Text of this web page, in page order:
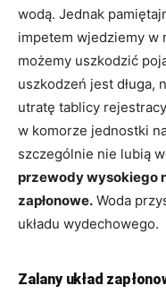
wodą. Jednak
impetem wjedziemy w
możemy uszkodzić
uszkodzeń jest długa,
utratę tablicy
w komorze jednostki
szczególnie nie lubią
przewody wysokiego
zapłonowe. Woda
układu wydechowego.
Zalany układ